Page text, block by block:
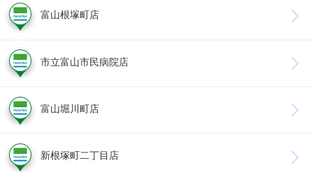
富山根塚町店
市立富山市民病院店
富山堀川町店
新根塚町二丁目店